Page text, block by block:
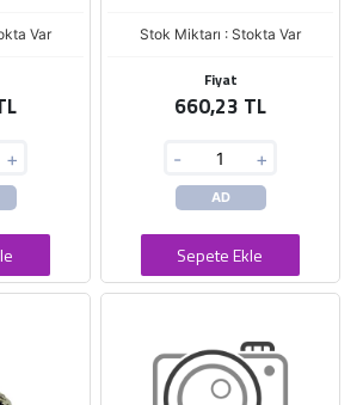
Var
+
Stok Miktarı : Stokta Var
Fiyat
660,23 TL
- +
AD
Sepete Ekle